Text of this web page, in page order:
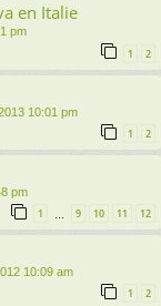
en Italie
pm
1 2
10:01 pm
1 2
pm
1 9 10 11 12
10:09 am
1 2